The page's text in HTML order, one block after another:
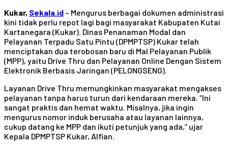
Kukar, Sekala.id – Mengurus berbagai dokumen administrasi
kini tidak perlu repot lagi bagi masyarakat Kabupaten Kutai
Kartanegara (Kukar). Dinas Penanaman Modal dan
Pelayanan Terpadu Satu Pintu (DPMPTSP) Kukar telah
menciptakan dua terobosan baru di Mal Pelayanan Publik
(MPP), yaitu Drive Thru dan Pelayanan Online Dengan Sistem
Elektronik Berbasis Jaringan (PELONGSENG).
Layanan Drive Thru memungkinkan masyarakat mengakses
pelayanan tanpa harus turun dari kendaraan mereka. “Ini
sangat praktis dan hemat waktu. Misalnya, jika ingin
mengurus nomor induk berusaha atau layanan lainnya,
cukup datang ke MPP dan ikuti petunjuk yang ada,” ujar
Kepala DPMPTSP Kukar, Alfian.